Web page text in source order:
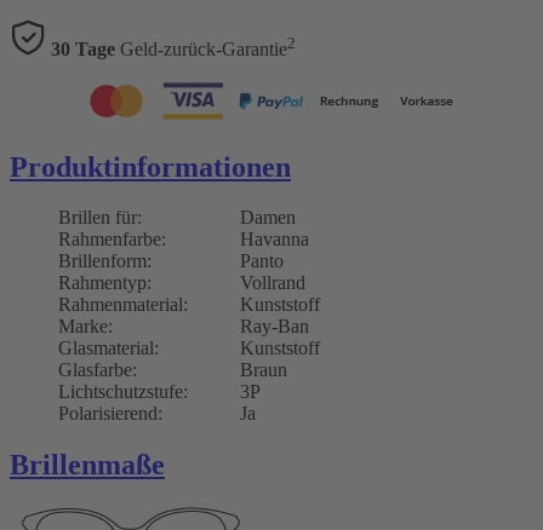
30 Tage Geld-zurück-Garantie2
Produktinformationen
Brillen für:
Damen
Rahmenfarbe:
Havanna
Brillenform:
Panto
Rahmentyp:
Vollrand
Rahmenmaterial:
Kunststoff
Marke:
Ray-Ban
Glasmaterial:
Kunststoff
Glasfarbe:
Braun
Lichtschutzstufe:
3P
Polarisierend:
Ja
Brillenmaße